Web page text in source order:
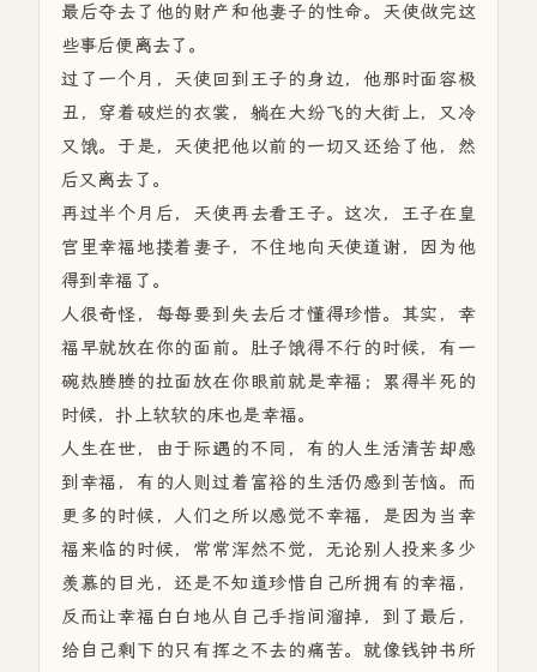
最后夺去了他的财产和他妻子的性命。天使做完这
些事后便离去了。
过了一个月，天使回到王子的身边，他那时面容极
丑，穿着破烂的衣裳，躺在大纷飞的大街上，又冷
又饿。于是，天使把他以前的一切又还给了他，然
后又离去了。
再过半个月后，天使再去看王子。这次，王子在皇
宫里幸福地搂着妻子，不住地向天使道谢，因为他
得到幸福了。
人很奇怪，每每要到失去后才懂得珍惜。其实，幸
福早就放在你的面前。肚子饿得不行的时候，有一
碗热腾腾的拉面放在你眼前就是幸福；累得半死的
时候，扑上软软的床也是幸福。
人生在世，由于际遇的不同，有的人生活清苦却感
到幸福，有的人则过着富裕的生活仍感到苦恼。而
更多的时候，人们之所以感觉不幸福，是因为当幸
福来临的时候，常常浑然不觉，无论别人投来多少
羡慕的目光，还是不知道珍惜自己所拥有的幸福，
反而让幸福白白地从自己手指间溜掉，到了最后，
给自己剩下的只有挥之不去的痛苦。就像钱钟书所